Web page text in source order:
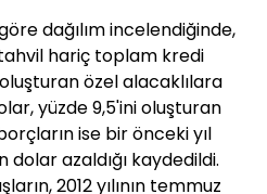
dağılım incelendiğinde,
hariç toplam kredi
özel alacaklılara
yüzde 9,5'ini oluşturan
ise bir önceki yıl
dolar azaldığı kaydedildi.
2012 yılının temmuz